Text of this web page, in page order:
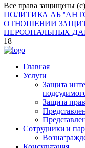
Все права защищены
ПОЛИТИКА АБ
ОТНОШЕНИИ
ПЕРСОНАЛЬНЫХ
18+
Главная
Услуги
Защита
Защита
Сотрудники и
Консультация